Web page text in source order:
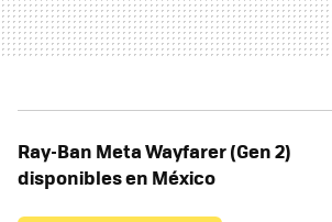
Ray-Ban Meta Wayfarer (Gen 2)
disponibles en México